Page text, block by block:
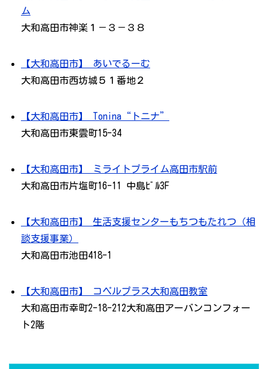
ム
大和高田市神楽１－３－３８
【大和高田市】 あいでるーむ
大和高田市西坊城５１番地２
【大和高田市】 Tonina“トニナ”
大和高田市東雲町15-34
【大和高田市】 ミライトプライム高田市駅前
大和高田市片塩町16-11 中島ﾋﾞﾙ3F
【大和高田市】 生活支援センターもちつもたれつ（相
談支援事業）
大和高田市池田418-1
【大和高田市】 コペルプラス大和高田教室
大和高田市幸町2-18-212大和高田アーバンコンフォー
ト2階